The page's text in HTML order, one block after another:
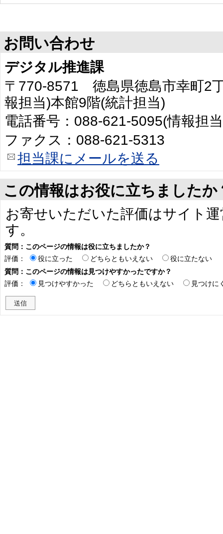
お問い合わせ
デジタル推進課
〒770-8571 徳島県徳島市幸町2
報担当)本館9階(統計担当)
電話番号：088-621-5095(情報担
ファクス：088-621-5313
担当課にメールを送る
この情報はお役に立ちましたか
お寄せいただいた評価はサイト
す。
質問：このページの情報は役に立ちましたか？
評価：
役に立った どちらともいえない
役に立たない
質問：このページの情報は見つけやすかったですか？
評価：
見つけやすかった どちらともいえない 見つけに